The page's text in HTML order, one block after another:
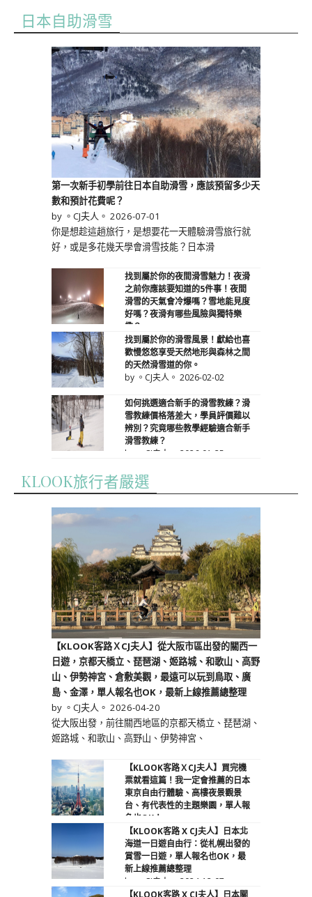
日本自助滑雪
第一次新手初學前往日本自助滑雪，應該預留多少天
數和預計花費呢？
by 。CJ夫人。 2026-07-01
你是想趁這趟旅行，是想要花一天體驗滑雪旅行就
好，或是多花幾天學會滑雪技能？日本滑
找到屬於你的夜間滑雪魅力！夜滑
之前你應該要知道的5件事！夜間
滑雪的天氣會冷爆嗎？雪地能見度
好嗎？夜滑有哪些風險與獨特樂
趣？
by 。CJ夫人。2026-03-01
找到屬於你的滑雪風景！獻給也喜
歡慢悠悠享受天然地形與森林之間
的天然滑雪道的你。
by 。CJ夫人。 2026-02-02
如何挑選適合新手的滑雪教練？滑
雪教練價格落差大，學員評價難以
辨別？究竟哪些教學經驗適合新手
滑雪教練？
by 。CJ夫人。 2026-01-25
KLOOK旅行者嚴選
【KLOOK客路ＸCJ夫人】從大阪市區出發的關西一
日遊，京都天橋立、琵琶湖、姬路城、和歌山、高野
山、伊勢神宮、倉敷美觀，最遠可以玩到鳥取、廣
島、金澤，單人報名也OK，最新上線推薦總整理
by 。CJ夫人。 2026-04-20
從大阪出發，前往關西地區的京都天橋立、琵琶湖、
姬路城、和歌山、高野山、伊勢神宮、
【KLOOK客路ＸCJ夫人】買完機
票就看這篇！我一定會推薦的日本
東京自由行體驗、高樓夜景觀景
台、有代表性的主題樂園，單人報
名也OK！
by 。CJ夫人。2025-12-06
【KLOOK客路 X CJ夫人】日本北
海道一日遊自由行：從札幌出發的
賞雪一日遊，單人報名也OK，最
新上線推薦總整理
by 。CJ夫人。 2024-12-07
【KLOOK客路 X CJ夫人】日本關